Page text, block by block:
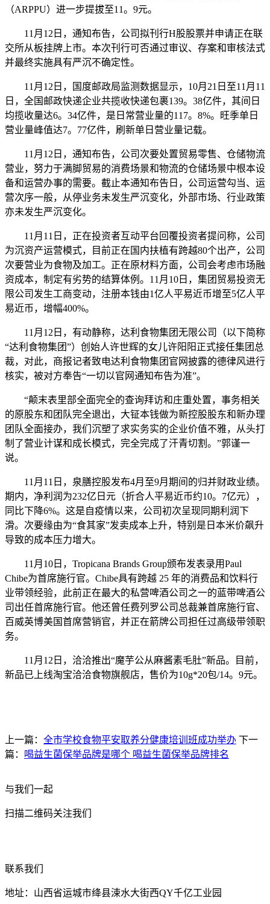
（ARPPU）进一步提拔至11。9元。
11月12日，通知布告，公司拟刊行H股股票并申请正在联
交所从板挂牌上市。本次刊行可否通过审议、存案和审核法式
并最终实施具有严沉不确定性。
11月12日，国度邮政局监测数据显示，10月21日至11月11
日，全国邮政快递企业共揽收快递包裹139。38亿件，其间日
均揽收量达6。34亿件，是日常营业量的117。8%。旺季单日
营业量峰值达7。77亿件，刷新单日营业量记载。
11月12日，通知布告，公司次要处置贸易零售、仓储物流
营业，努力于满脚贸易的消费场景和物流的仓储场景中根本设
备和运营办事的需要。截止本通知布告日，公司运营勾当、运
营次序一般，从停业务未发生严沉变化，外部市场、行业政策
亦未发生严沉变化。
11月11日，正在投资者互动平台回覆投资者提问称，公司
为沉资产运营模式，目前正在国内扶植有跨越80个出产，公司
次要营业为食物及加工。正在原材料方面，公司会考虑市场融
资成本，制定有劣势的结算体例。11月10日，集团贸易投资无
限公司发生工商变动，注册本钱由1亿人平易近币增至5亿人平
易近币，增幅400%。
11月12日，有动静称，达利食物集团无限公司（以下简称
“达利食物集团”）创始人许世辉的女儿许阳阳正式接任集团总
裁，对此，商报记者致电达利食物集团官网披露的德律风进行
核实，被对方奉告“一切以官网通知布告为准”。
“颠末表里部全面完全的查询拜访和庄重处置，事务相关
的原股东和团队完全退出，大钲本钱做为新控股股东和新办理
团队全面接办，我们沉塑了求实务实的企业价值不雅，从头打
制了营业计谋和成长模式，完全完成了汗青切割。”郭谨一
说。
11月11日，泉膳控股发布4月至9月期间的归并财政业绩。
期内，净利润为232亿日元（折合人平易近币约10。7亿元），
同比下降6%。这是自疫情以来，公司初次呈现同期利润下
滑。次要缘由为“食其家”发卖成本上升，特别是日本米价飙升
导致的成本压力增大。
11月10日，Tropicana Brands Group颁布发表录用Paul
Chibe为首席施行官。Chibe具有跨越 25 年的消费品和饮料行
业带领经验，此前正在最大的私营啤酒公司之一的蓝带啤酒公
司出任首席施行官。他还曾任费列罗公司总裁兼首席施行官、
百威英博美国首席营销官，并正在箭牌公司担任过高级带领职
务。
11月12日，洽洽推出“魔芋公从麻酱素毛肚”新品。目前，
新品已上线淘宝洽洽食物旗舰店，售价为10g*20包/14。9元。
上一篇： 全市学校食物平安取养分健康培训班成功举办 下一
篇：
喝益生菌保举品牌是哪个 喝益生菌保举品牌排名
与我们一起
扫描二维码关注我们
联系我们
地址：山西省运城市绛县涑水大街西QY千亿工业园